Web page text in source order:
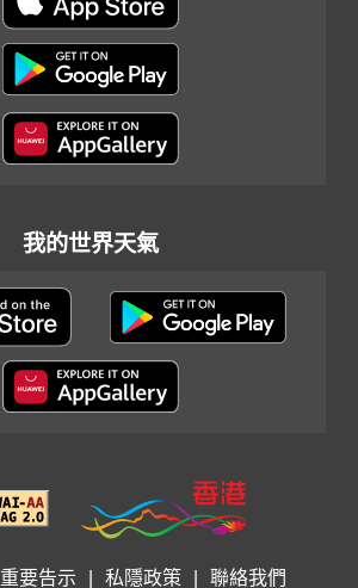
我的世界天氣
重要告示 私隱政策 聯絡我們